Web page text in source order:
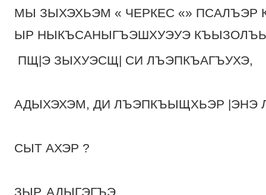
МЫ ЗЫХЭХЬЭМ « ЧЕРКЕС «»
ЫР НЫКЪСАНЫГЪЭШХУЭУЭ
ПЩ|Э ЗЫХУЭСЩ| СИ ЛЪЭПКЪАГЪУХЭ,
АДЫХЭХЭМ, ДИ ЛЪЭПКЪЫЩХЬЭР |ЭНЭ
СЫТ АХЭР ?
ЗЫР, АДЫГЭГЪЭ